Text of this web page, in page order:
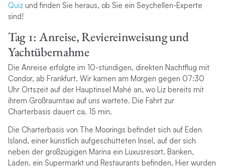
Quizund finden Sie heraus, ob Sie ein Seychellen-Experte
sind!
Tag 1: Anreise, Reviereinweisung und
Yachtübernahme
Die Anreise erfolgte im 10-stündigen, direkten Nachtflug mit
Condor, ab Frankfurt. Wir kamen am Morgen gegen 07:30
Uhr Ortszeit auf der Hauptinsel Mahé an, wo Liz bereits mit
ihrem Großraumtaxi auf uns wartete. Die Fahrt zur
Charterbasis dauert ca. 15 min.
Die Charterbasis von The Moorings befindet sich auf Eden
Island, einer künstlich aufgeschütteten Insel, auf der sich
neben der großzügigen Marina ein Luxusresort, Banken,
Läden, ein Supermarkt und Restaurants befinden. Hier wurden